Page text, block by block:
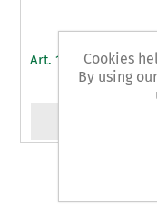
Art. 1/B - slider
Cookies
By using